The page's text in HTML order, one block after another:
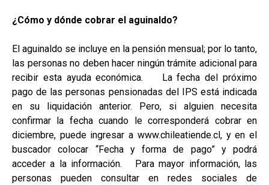
¿Cómo y dónde cobrar el aguinaldo?
El aguinaldo se incluye en la pensión mensual; por lo tanto,
las personas no deben hacer ningún trámite adicional para
recibir esta ayuda económica. La fecha del próximo
pago de las personas pensionadas del IPS está indicada
en su liquidación anterior. Pero, si alguien necesita
confirmar la fecha cuando le corresponderá cobrar en
diciembre, puede ingresar a www.chileatiende.cl, y en el
buscador colocar “Fecha y forma de pago” y podrá
acceder a la información. Para mayor información, las
personas pueden consultar en redes sociales de